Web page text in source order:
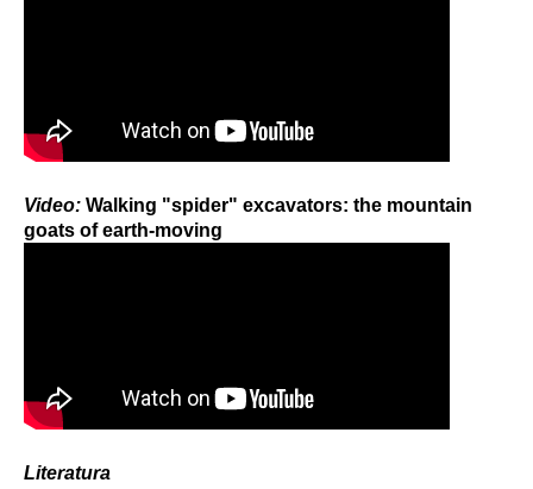
Video: Walking "spider" excavators: the mountain
goats of earth-moving
Literatura